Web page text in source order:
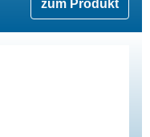
zum Produkt